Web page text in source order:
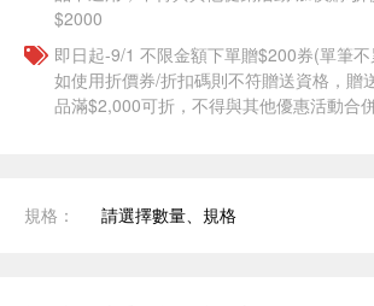
$2000
即日起-9/1 不限金額下單贈$200券(單筆
如使用折價券/折扣碼則不符贈送資格，贈
品滿$2,000可折，不得與其他優惠活動合
規格： 請選擇數量、規格